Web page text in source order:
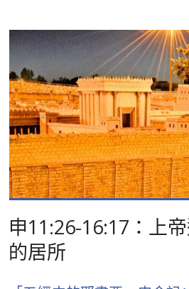
申11:26-16:17：上
的居所